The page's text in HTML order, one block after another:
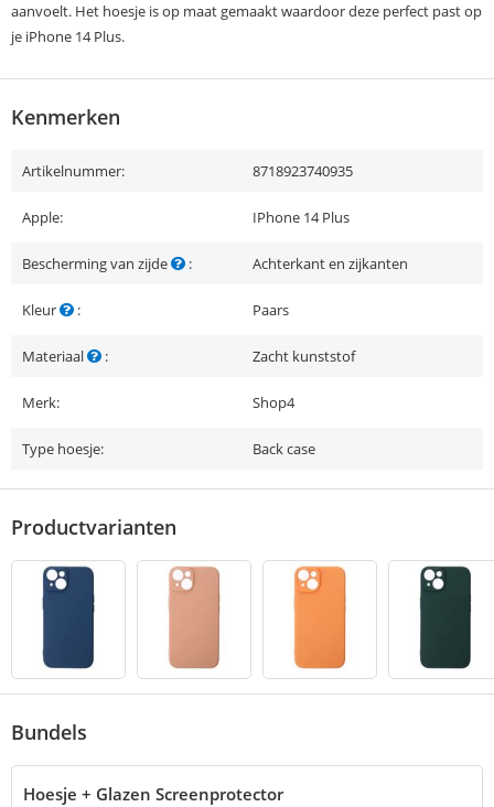
aanvoelt. Het hoesje is op maat gemaakt waardoor deze perfect past op
je iPhone 14 Plus.
Kenmerken
Artikelnummer: 8718923740935
Apple: IPhone 14 Plus
Bescherming van zijde : Achterkant en zijkanten
Kleur : Paars
Materiaal : Zacht kunststof
Merk: Shop4
Type hoesje: Back case
Productvarianten
Bundels
Hoesje + Glazen Screenprotector